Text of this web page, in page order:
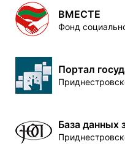
ВМЕСТЕ
Фонд
Портал
База данных